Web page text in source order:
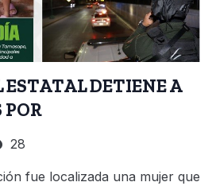
DETIENE A
POR
28
fue localizada una mujer que